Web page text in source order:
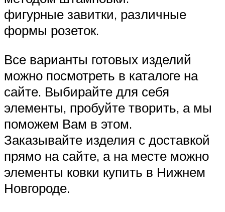
фигурные завитки, различные
формы розеток.
Все варианты готовых изделий
можно посмотреть в каталоге на
сайте. Выбирайте для себя
элементы, пробуйте творить, а мы
поможем Вам в этом.
Заказывайте изделия с доставкой
прямо на сайте, а на месте можно
элементы ковки купить в Нижнем
Новгороде.